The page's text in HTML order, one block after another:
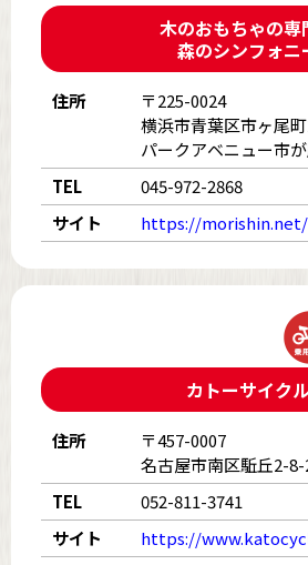
木のおもちゃの専
森のシンフォニ
住所
〒225-0024
横浜市青葉区市ヶ尾
パークアベニュー市
TEL
045-972-2868
サイト
https://morishin.net/
カトーサイク
住所
〒457-0007
名古屋市南区駈丘2-8-
TEL
052-811-3741
サイト
https://